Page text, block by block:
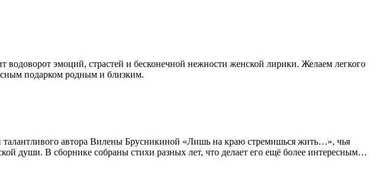
эмоций, страстей и бесконечной нежности женской лирики. Желаем легкого
подарком родным и близким.
автора Вилены Брусникиной «Лишь на краю стремишься жить…», чья
души. В сборнике собраны стихи разных лет, что делает его ещё более интересным…